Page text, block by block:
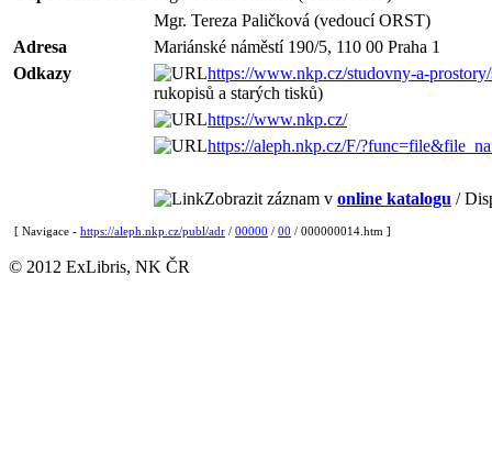
Mgr. Tereza Paličková (vedoucí ORST)
Adresa
Mariánské náměstí 190/5, 110 00 Praha 1
Odkazy
https://www.nkp.cz/studovny-a-
rukopisů a starých tisků)
https://www.nkp.cz/
https://aleph.nkp.cz/F/
Zobrazit záznam v online katalogu /
[ Navigace - https://aleph.nkp.cz/publ/adr / 00000 / 00 / 000000014.htm ]
© 2012 ExLibris, NK ČR